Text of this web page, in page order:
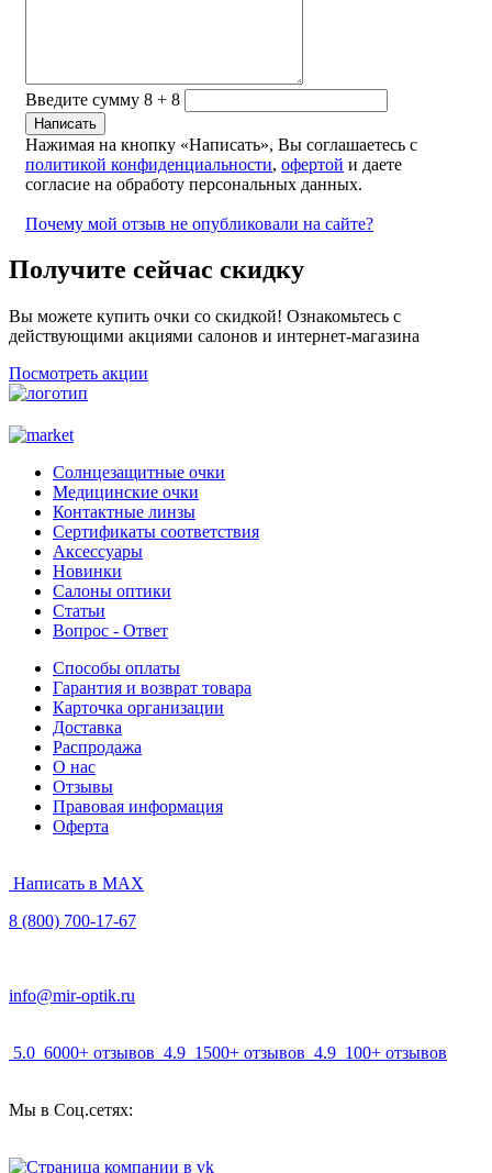
Введите сумму 8 + 8
Нажимая на кнопку «Написать», Вы соглашаетесь с
политикой конфиденциальности, офертой и даете
согласие на обработу персональных данных.
Почему мой отзыв не опубликовали на сайте?
Получите сейчас скидку
Вы можете купить очки со скидкой! Ознакомьтесь с
действующими акциями салонов и интернет-магазина
Посмотреть акции
Солнцезащитные очки
Медицинские очки
Контактные линзы
Сертификаты соответствия
Аксессуары
Новинки
Салоны оптики
Статьи
Вопрос - Ответ
Способы оплаты
Гарантия и возврат товара
Карточка организации
Доставка
Распродажа
О нас
Отзывы
Правовая информация
Оферта
Написать в MAX
8 (800) 700-17-67
info@mir-optik.ru
5.0 6000+ отзывов 4.9 1500+ отзывов 4.9 100+ отзывов
Мы в Соц.сетях: